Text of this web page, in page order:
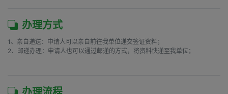
办理方式
1、亲自递送：申请人可以亲自前往我单位递交签证资料；
2、邮递办理：申请人也可以通过邮递的方式，将资料快递至我单位；